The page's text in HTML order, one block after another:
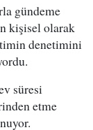
gündeme
kişisel olarak
denetimini
süresi
etme